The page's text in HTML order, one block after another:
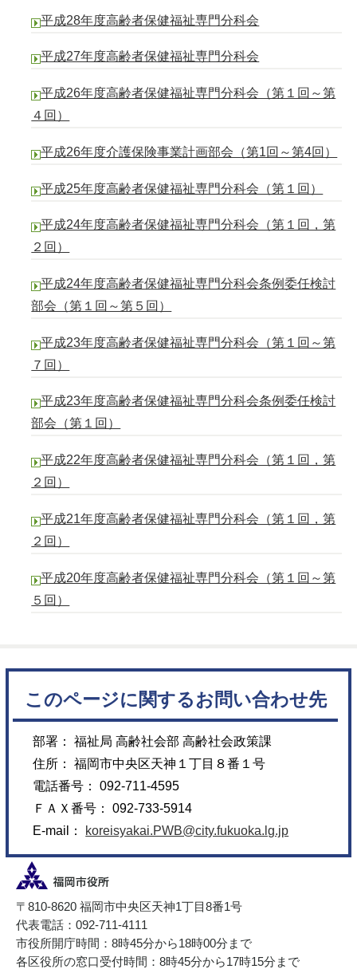
平成28年度高齢者保健福祉専門分科会
平成27年度高齢者保健福祉専門分科会
平成26年度高齢者保健福祉専門分科会（第１回～第
４回）
平成26年度介護保険事業計画部会（第1回～第4回）
平成25年度高齢者保健福祉専門分科会（第１回）
平成24年度高齢者保健福祉専門分科会（第１回，第
２回）
平成24年度高齢者保健福祉専門分科会条例委任検討
部会（第１回～第５回）
平成23年度高齢者保健福祉専門分科会（第１回～第
７回）
平成23年度高齢者保健福祉専門分科会条例委任検討
部会（第１回）
平成22年度高齢者保健福祉専門分科会（第１回，第
２回）
平成21年度高齢者保健福祉専門分科会（第１回，第
２回）
平成20年度高齢者保健福祉専門分科会（第１回～第
５回）
このページに関するお問い合わせ先
部署： 福祉局 高齢社会部 高齢社会政策課
住所： 福岡市中央区天神１丁目８番１号
電話番号： 092-711-4595
ＦＡＸ番号： 092-733-5914
E-mail：
koreisyakai.PWB@city.fukuoka.lg.jp
〒810-8620 福岡市中央区天神1丁目8番1号
代表電話：092-711-4111
市役所開庁時間：8時45分から18時00分まで
各区役所の窓口受付時間：8時45分から17時15分まで